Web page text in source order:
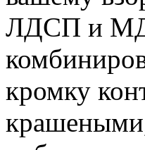
ЛДСП и
кромку
крашеными,